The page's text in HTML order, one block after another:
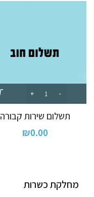
תשלום שירות קבורה
₪0.00
מחלקת כשרות